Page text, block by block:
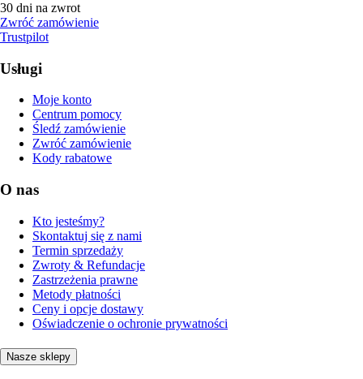
30 dni na zwrot
Zwróć zamówienie
Trustpilot
Usługi
Moje konto
Centrum pomocy
Śledź zamówienie
Zwróć zamówienie
Kody rabatowe
O nas
Kto jesteśmy?
Skontaktuj się z nami
Termin sprzedaży
Zwroty & Refundacje
Zastrzeżenia prawne
Metody płatności
Ceny i opcje dostawy
Oświadczenie o ochronie prywatności
Nasze sklepy